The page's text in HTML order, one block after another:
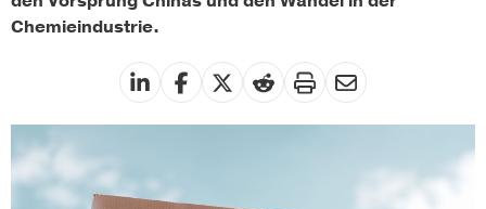
Chemieindustrie.